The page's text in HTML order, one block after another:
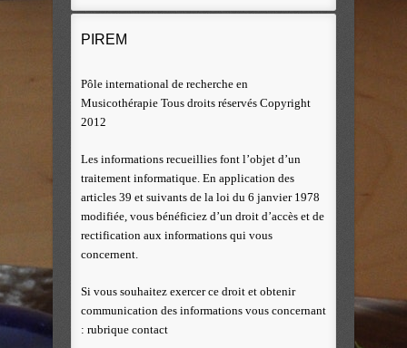
PIREM
Pôle international de recherche en
Musicothérapie Tous droits réservés Copyright
2012
Les informations recueillies font l’objet d’un
traitement informatique. En application des
articles 39 et suivants de la loi du 6 janvier 1978
modifiée, vous bénéficiez d’un droit d’accès et de
rectification aux informations qui vous
concernent.
Si vous souhaitez exercer ce droit et obtenir
communication des informations vous concernant
: rubrique contact